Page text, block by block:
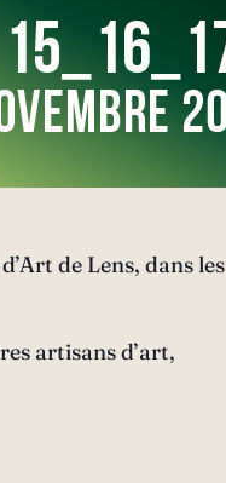
de Lens, dans les
artisans d’art,